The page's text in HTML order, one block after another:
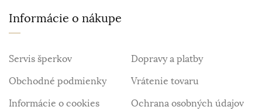
Informácie o nákupe
Servis šperkov
Dopravy a platby
Obchodné podmienky
Vrátenie tovaru
Informácie o cookies
Ochrana osobných údajov